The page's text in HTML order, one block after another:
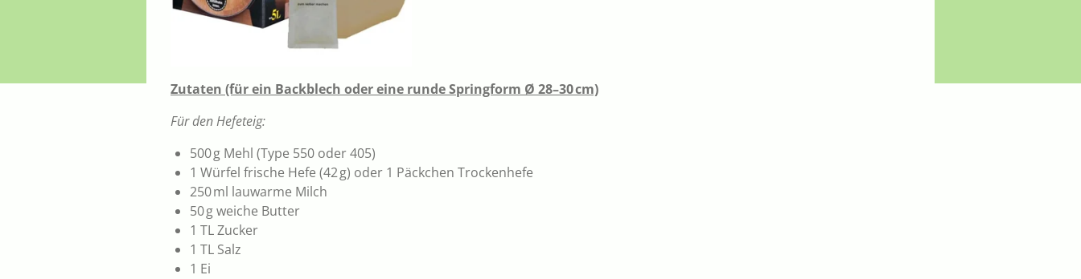
Zutaten (für ein Backblech oder eine runde Springform Ø 28–30 cm)
Für den Hefeteig:
500 g Mehl (Type 550 oder 405)
1 Würfel frische Hefe (42 g) oder 1 Päckchen Trockenhefe
250 ml lauwarme Milch
50 g weiche Butter
1 TL Zucker
1 TL Salz
1 Ei